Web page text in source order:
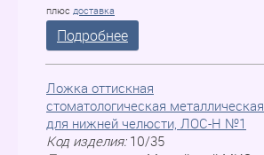
плюс доставка
Подробнее
Ложка оттискная
стоматологическая металлическая
для нижней челюсти, ЛOC-H №1
Код изделия: 10/35